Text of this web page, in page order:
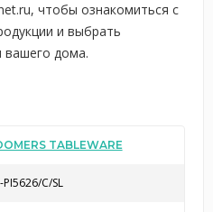
чтобы ознакомиться с
и выбрать
вашего дома.
TABLEWARE
PI5626/C/SL